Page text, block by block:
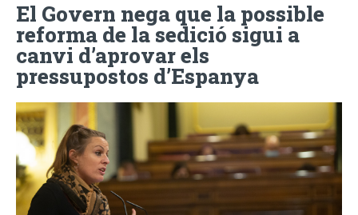
El Govern nega que la possible
reforma de la sedició sigui a
canvi d’aprovar els
pressupostos d’Espanya